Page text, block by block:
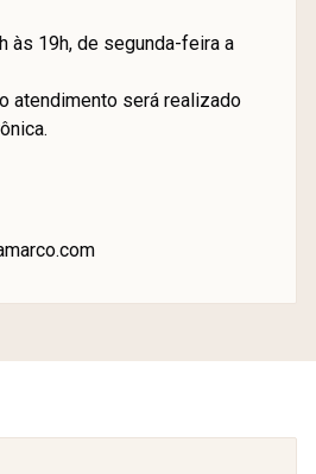
às 19h, de segunda-feira a
atendimento será realizado